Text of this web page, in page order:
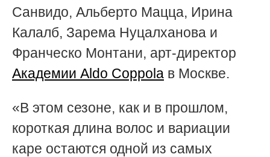
Санвидо, Альберто Мацца, Ирина
Калалб, Зарема Нуцалханова и
Франческо Монтани, арт-директор
Академии Aldo Coppola в Москве.
«В этом сезоне, как и в прошлом,
короткая длина волос и вариации
каре остаются одной из самых